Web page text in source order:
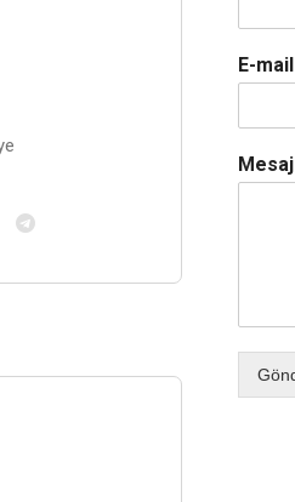
E-